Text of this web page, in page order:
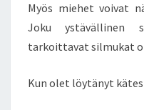
Myös miehet voivat
Joku ystävällinen
tarkoittavat silmukat
Kun olet löytänyt